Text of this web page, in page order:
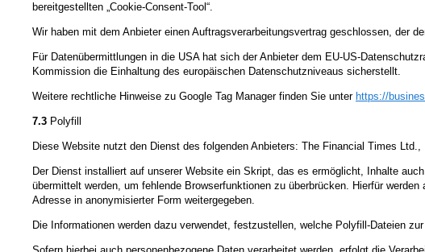
bereitgestellten „Cookie-Consent-Tool“.
Wir haben mit dem Anbieter einen Auftragsverarbeitungsvertrag geschlossen, der
Für Datenübermittlungen in die USA hat sich der Anbieter dem EU-US-
Kommission die Einhaltung des europäischen Datenschutzniveaus sicherstellt.
Weitere rechtliche Hinweise zu Google Tag Manager finden Sie unter https://
7.3 Polyfill
Diese Website nutzt den Dienst des folgenden Anbieters: The Financial Times
Der Dienst installiert auf unserer Website ein Skript, das es ermöglicht, Inhalte
übermittelt werden, um fehlende Browserfunktionen zu überbrücken. Hierfür
Adresse in anonymisierter Form weitergegeben.
Die Informationen werden dazu verwendet, festzustellen, welche Polyfill-Dateien